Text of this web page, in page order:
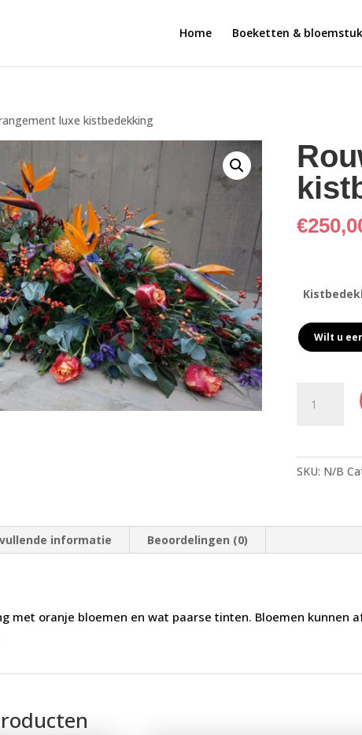
Home Boeketten &
luxe kistbedekking
€
Wilt u
luxe
SKU: N/B
informatie Beoordelingen (0)
met oranje bloemen en wat paarse tinten. Bloemen kunnen